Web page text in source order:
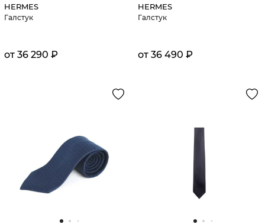
HERMES
Галстук
от 36 290 ₽
HERMES
Галстук
от 36 490 ₽